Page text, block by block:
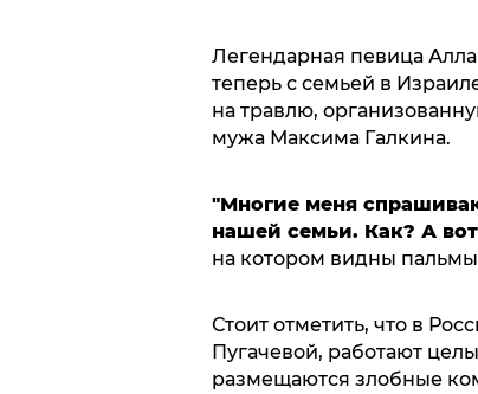
Легендарная певица
теперь с семьей в
на травлю,
мужа Максима Галкина.
"Многие меня
нашей семьи. Как? А
на котором видны
Стоит отметить, что в
Пугачевой, работают
размещаются злобные